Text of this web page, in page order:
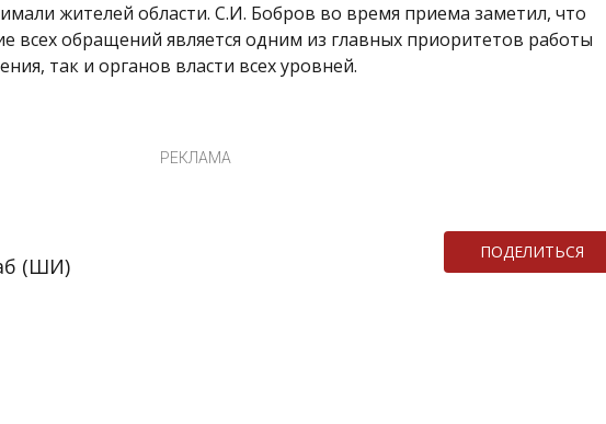
жителей области. С.И. Бобров во время приема заметил, что
всех обращений является одним из главных приоритетов работы
так и органов власти всех уровней.
РЕКЛАМА
(ШИ)
ПОДЕЛИТЬСЯ